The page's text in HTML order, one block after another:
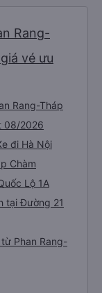
Rang-
vé ưu
Rang-Tháp
08/2026
đi Hà Nội
Chàm
Lộ 1A
tại Đường 21
Phan Rang-